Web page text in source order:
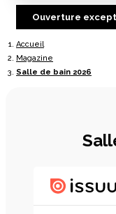
Ouverture
Accueil
Magazine
Salle de bain 2026